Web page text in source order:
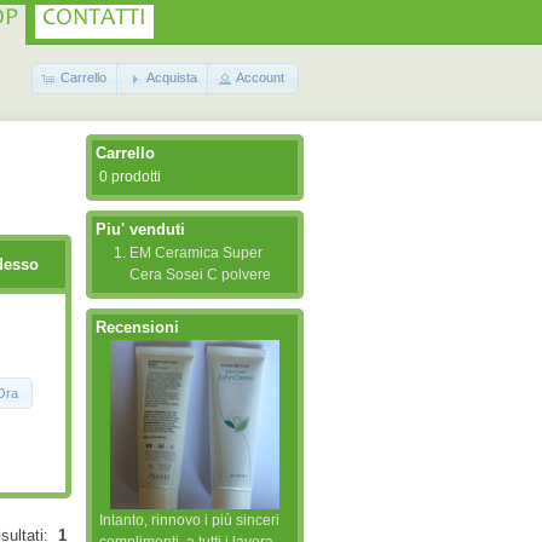
CONTATTI
Carrello Acquista Account
1
Carrello
0 prodotti
Piu' venduti
EM Ceramica Super
Cera Sosei C polvere
Recensioni
Intanto, rinnovo i più sinceri